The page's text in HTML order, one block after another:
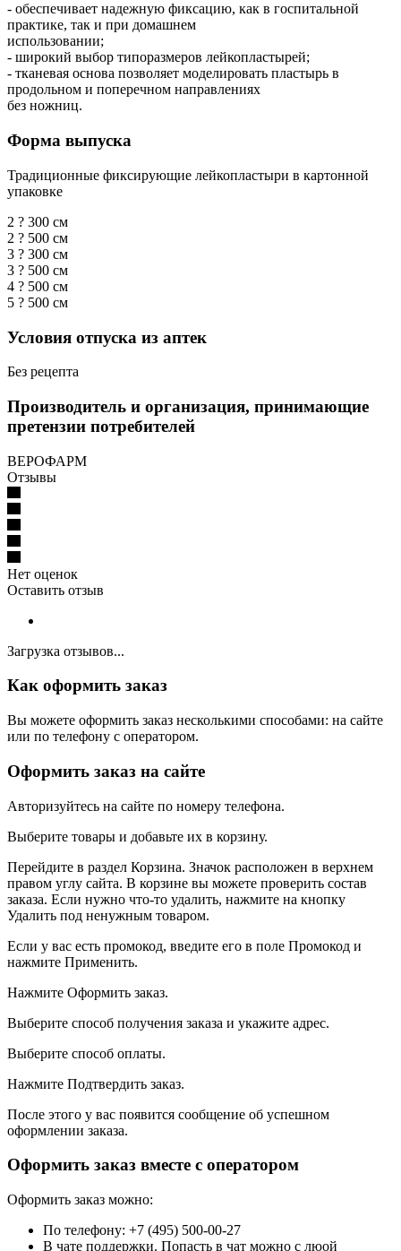
- обеспечивает надежную фиксацию, как в госпитальной
практике, так и при домашнем
использовании;
- широкий выбор типоразмеров лейкопластырей;
- тканевая основа позволяет моделировать пластырь в
продольном и поперечном направлениях
без ножниц.
Форма выпуска
Традиционные фиксирующие лейкопластыри в картонной
упаковке
2 ? 300 см
2 ? 500 см
3 ? 300 см
3 ? 500 см
4 ? 500 см
5 ? 500 см
Условия отпуска из аптек
Без рецепта
Производитель и организация, принимающие
претензии потребителей
ВЕРОФАРМ
Отзывы
Нет оценок
Оставить отзыв
Загрузка отзывов...
Как оформить заказ
Вы можете оформить заказ несколькими способами: на сайте
или по телефону с оператором.
Оформить заказ на сайте
Авторизуйтесь на сайте по номеру телефона.
Выберите товары и добавьте их в корзину.
Перейдите в раздел Корзина. Значок расположен в верхнем
правом углу сайта. В корзине вы можете проверить состав
заказа. Если нужно что-то удалить, нажмите на кнопку
Удалить под ненужным товаром.
Если у вас есть промокод, введите его в поле Промокод и
нажмите Применить.
Нажмите Оформить заказ.
Выберите способ получения заказа и укажите адрес.
Выберите способ оплаты.
Нажмите Подтвердить заказ.
После этого у вас появится сообщение об успешном
оформлении заказа.
Оформить заказ вместе с оператором
Оформить заказ можно:
По телефону: +7 (495) 500-00-27
В чате поддержки. Попасть в чат можно с люой